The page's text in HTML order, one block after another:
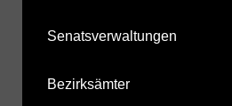
Senatsverwaltungen
Bezirksämter